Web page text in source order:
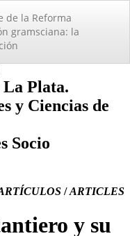
de la Reforma
gramsciana: la